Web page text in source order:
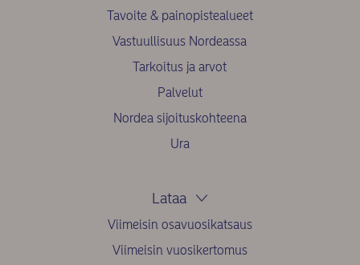
Tavoite & painopistealueet
Vastuullisuus Nordeassa
Tarkoitus ja arvot
Palvelut
Nordea sijoituskohteena
Ura
Lataa
Viimeisin osavuosikatsaus
Viimeisin vuosikertomus